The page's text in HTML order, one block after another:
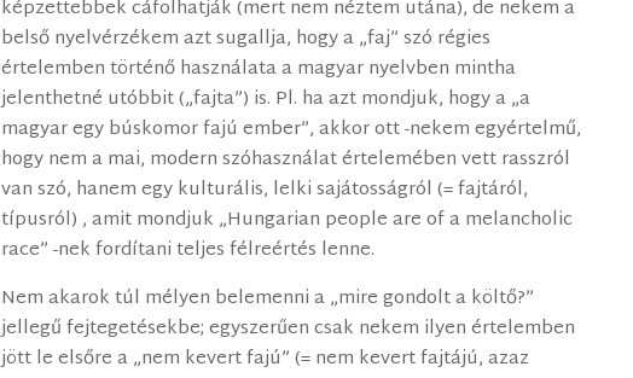
képzettebbek cáfolhatják (mert nem néztem utána), de nekem a
belső nyelvérzékem azt sugallja, hogy a „faj” szó régies
értelemben történő használata a magyar nyelvben mintha
jelenthetné utóbbit („fajta”) is. Pl. ha azt mondjuk, hogy a „a
magyar egy búskomor fajú ember”, akkor ott -nekem egyértelmű,
hogy nem a mai, modern szóhasználat értelemében vett rasszról
van szó, hanem egy kulturális, lelki sajátosságról (= fajtáról,
típusról) , amit mondjuk „Hungarian people are of a melancholic
race” -nek fordítani teljes félreértés lenne.
Nem akarok túl mélyen belemenni a „mire gondolt a költő?”
jellegű fejtegetésekbe; egyszerűen csak nekem ilyen értelemben
jött le elsőre a „nem kevert fajú” (= nem kevert fajtájú, azaz